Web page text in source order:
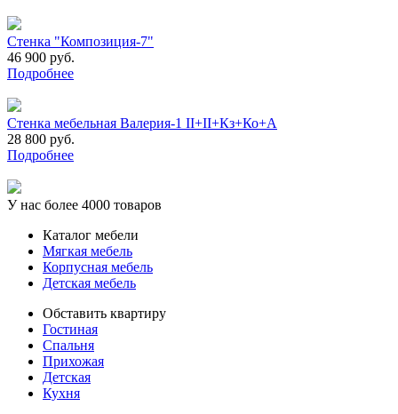
Стенка "Композиция-7"
46 900 руб.
Подробнее
Стенка мебельная Валерия-1 II+II+Кз+Ко+А
28 800 руб.
Подробнее
У нас более 4000 товаров
Каталог мебели
Мягкая мебель
Корпусная мебель
Детская мебель
Обставить квартиру
Гостиная
Спальня
Прихожая
Детская
Кухня